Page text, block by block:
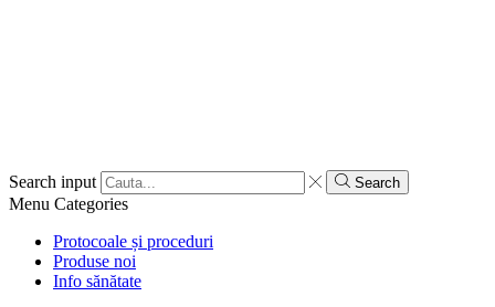
Search input Search
Menu Categories
Protocoale și proceduri
Produse noi
Info sănătate